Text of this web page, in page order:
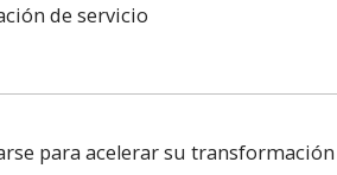
de servicio
para acelerar su transformación